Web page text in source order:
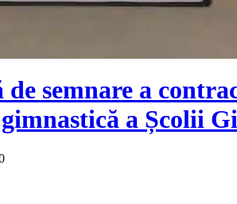
de semnare a
a Școlii